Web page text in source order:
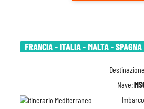
FRANCIA - ITALIA - MALTA - SPAGNA
Nave: